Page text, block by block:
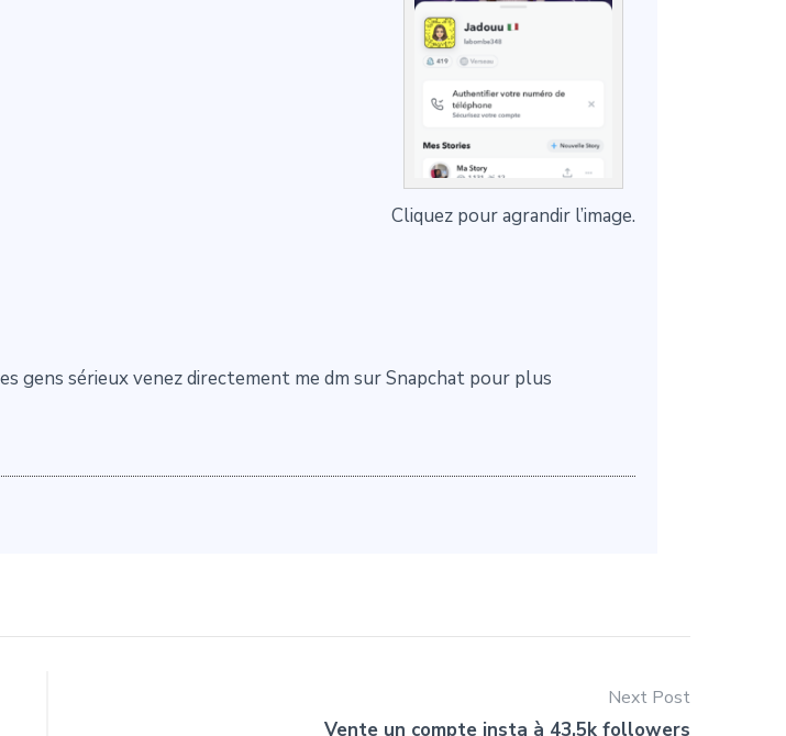
Cliquez pour agrandir l’image.
gens sérieux venez directement me dm sur Snapchat pour plus
Next Post
Vente un compte insta à 43,5k followers